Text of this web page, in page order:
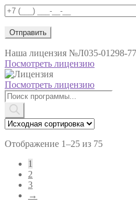
Наша лицензия №Л035-01298-
Посмотреть лицензию
Посмотреть лицензию
Поиск
товаров
Отображение 1–25 из 75
1
2
3
→